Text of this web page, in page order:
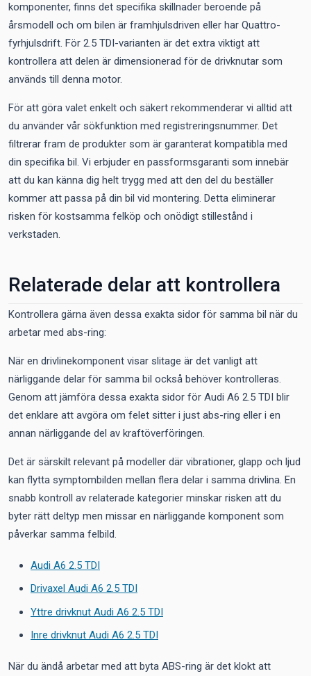
komponenter, finns det specifika skillnader beroende på
årsmodell och om bilen är framhjulsdriven eller har Quattro-
fyrhjulsdrift. För 2.5 TDI-varianten är det extra viktigt att
kontrollera att delen är dimensionerad för de drivknutar som
används till denna motor.
För att göra valet enkelt och säkert rekommenderar vi alltid att
du använder vår sökfunktion med registreringsnummer. Det
filtrerar fram de produkter som är garanterat kompatibla med
din specifika bil. Vi erbjuder en passformsgaranti som innebär
att du kan känna dig helt trygg med att den del du beställer
kommer att passa på din bil vid montering. Detta eliminerar
risken för kostsamma felköp och onödigt stillestånd i
verkstaden.
Relaterade delar att kontrollera
Kontrollera gärna även dessa exakta sidor för samma bil när du
arbetar med abs-ring:
När en drivlinekomponent visar slitage är det vanligt att
närliggande delar för samma bil också behöver kontrolleras.
Genom att jämföra dessa exakta sidor för Audi A6 2.5 TDI blir
det enklare att avgöra om felet sitter i just abs-ring eller i en
annan närliggande del av kraftöverföringen.
Det är särskilt relevant på modeller där vibrationer, glapp och ljud
kan flytta symptombilden mellan flera delar i samma drivlina. En
snabb kontroll av relaterade kategorier minskar risken att du
byter rätt deltyp men missar en närliggande komponent som
påverkar samma felbild.
Audi A6 2.5 TDI
Drivaxel Audi A6 2.5 TDI
Yttre drivknut Audi A6 2.5 TDI
Inre drivknut Audi A6 2.5 TDI
När du ändå arbetar med att byta ABS-ring är det klokt att